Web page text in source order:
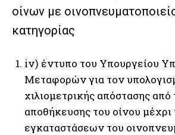
οίνων με
κατηγορίας
iv) έντυπο του Υπουργείου
Μεταφορών για τον
χιλιομετρικής απόστασης
αποθήκευσης του οίνου
εγκαταστάσεων του